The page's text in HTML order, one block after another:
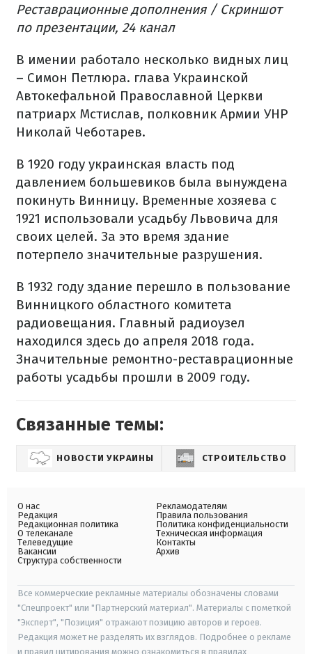
Реставрационные дополнения / Скриншот
по презентации, 24 канал
В имении работало несколько видных лиц
– Симон Петлюра. глава Украинской
Автокефальной Православной Церкви
патриарх Мстислав, полковник Армии УНР
Николай Чеботарев.
В 1920 году украинская власть под
давлением большевиков была вынуждена
покинуть Винницу. Временные хозяева с
1921 использовали усадьбу Львовича для
своих целей. За это время здание
потерпело значительные разрушения.
В 1932 году здание перешло в пользование
Винницкого областного комитета
радиовещания. Главный радиоузел
находился здесь до апреля 2018 года.
Значительные ремонтно-реставрационные
работы усадьбы прошли в 2009 году.
Связанные темы:
НОВОСТИ УКРАИНЫ СТРОИТЕЛЬСТВО
О нас
Редакция
Редакционная политика
О телеканале
Телеведущие
Вакансии
Структура собственности
Рекламодателям
Правила пользования
Политика конфиденциальности
Техническая информация
Контакты
Архив
Все коммерческие рекламные материалы обозначены словами
"Спецпроект" или "Партнерский материал". Материалы с пометкой
"Эксперт", "Позиция" отражают позицию авторов и героев.
Редакция может не разделять их взглядов. Подробнее о рекламе
и правил цитирования можно ознакомиться в правилах